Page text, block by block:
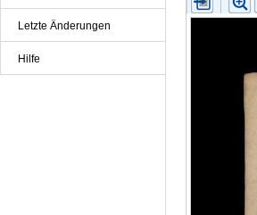
Letzte Änderungen
Hilfe